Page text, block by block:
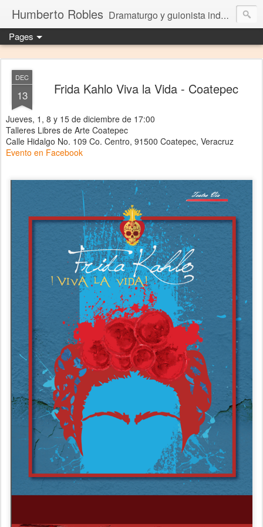
Humberto Robles Dramaturgo y guionista independiente
Pages
DEC
13 Frida Kahlo Viva la Vida - Coatepec
Jueves, 1, 8 y 15 de diciembre de 17:00
Talleres Libres de Arte Coatepec
Calle Hidalgo No. 109 Co. Centro, 91500 Coatepec, Veracruz
Evento en Facebook